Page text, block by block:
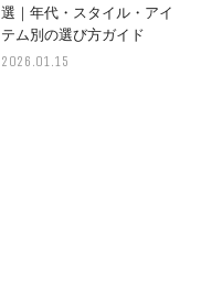
選｜年代・スタイル・アイ
テム別の選び方ガイド
2026.01.15